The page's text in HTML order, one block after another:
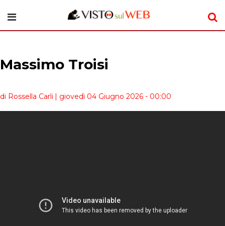
Massimo Troisi
di Rossella Carli | giovedì 04 Giugno 2026 - 00:00